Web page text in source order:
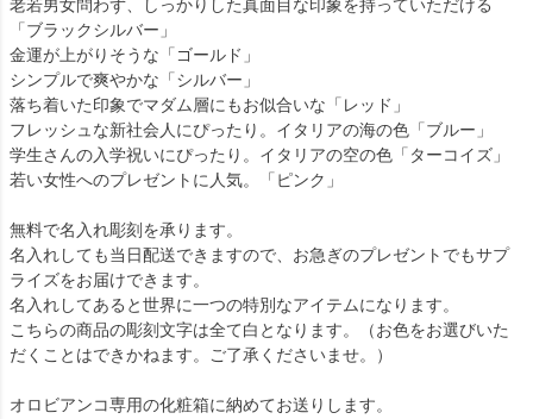
老若男女問わず、しっかりした真面目な印象を持っていただける
「ブラックシルバー」
金運が上がりそうな「ゴールド」
シンプルで爽やかな「シルバー」
落ち着いた印象でマダム層にもお似合いな「レッド」
フレッシュな新社会人にぴったり。イタリアの海の色「ブルー」
学生さんの入学祝いにぴったり。イタリアの空の色「ターコイズ」
若い女性へのプレゼントに人気。「ピンク」
無料で名入れ彫刻を承ります。
名入れしても当日配送できますので、お急ぎのプレゼントでもサプ
ライズをお届けできます。
名入れしてあると世界に一つの特別なアイテムになります。
こちらの商品の彫刻文字は全て白となります。（お色をお選びいた
だくことはできかねます。ご了承くださいませ。）
オロビアンコ専用の化粧箱に納めてお送りします。